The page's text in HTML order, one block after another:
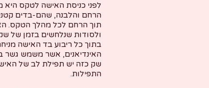
הרחם והלבנה, שהם-בדים
תוך הרחם לכל מהלך הטקס.
ולסודות שנלחשים בזמן של
בתוך כל ריבוע בד האישה
האינדיאנים, אשר משמש גשר
שק כזה יש תפילת לב של
התפילות.